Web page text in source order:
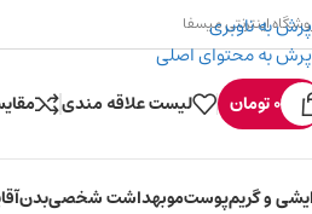
پرش به ناوبری
پرش به محتوای اصلی
۳۰۰ میسکوین (۳۰ هزار تومن) هدیه خرید اول
اینترنتی میسفا
0تومان لیست علاقه مندی
و گریمپوستموبهداشت شخصیبدن